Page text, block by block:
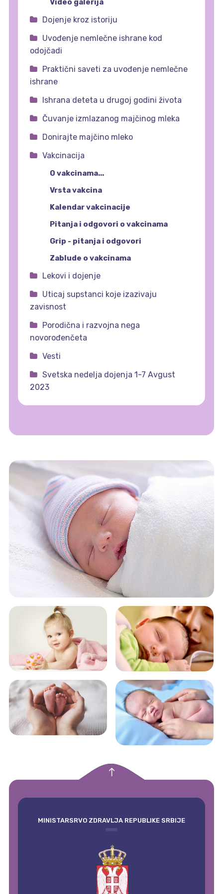
Video galerija
Dojenje kroz istoriju
Uvođenje nemlečne ishrane kod
odojčadi
Praktični saveti za uvođenje nemlečne
ishrane
Ishrana deteta u drugoj godini života
Čuvanje izmlazanog majčinog mleka
Donirajte majčino mleko
Vakcinacija
O vakcinama...
Vrsta vakcina
Kalendar vakcinacije
Pitanja i odgovori o vakcinama
Grip - pitanja i odgovori
Zablude o vakcinama
Lekovi i dojenje
Uticaj supstanci koje izazivaju
zavisnost
Porodična i razvojna nega
novorođenčeta
Vesti
Svetska nedelja dojenja 1-7 Avgust
2023
MINISTARSRVO ZDRAVLJA REPUBLIKE SRBIJE